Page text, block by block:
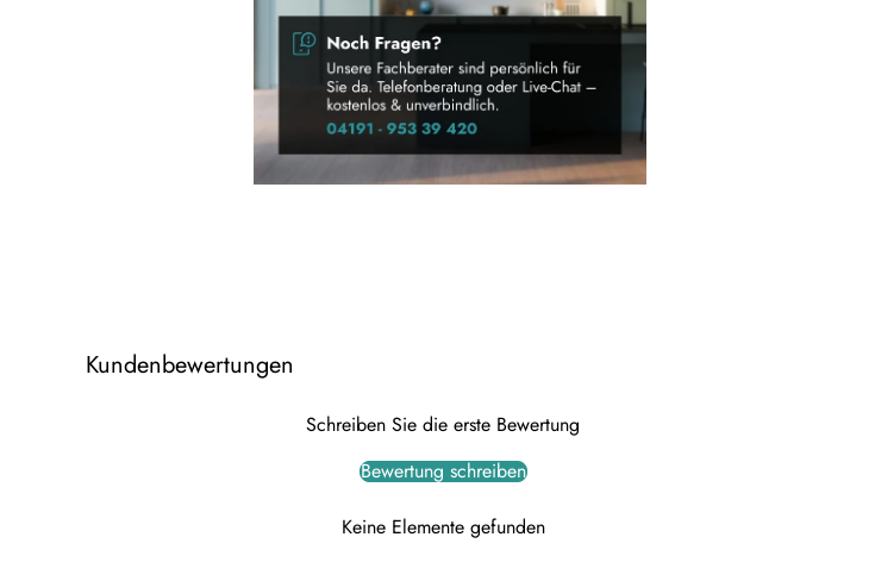
Kundenbewertungen
Schreiben Sie die erste Bewertung
Bewertung schreiben
Keine Elemente gefunden